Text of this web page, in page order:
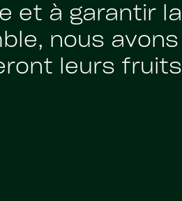
et à garantir la
nous avons
leurs fruits